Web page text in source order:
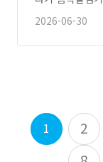
2026-06-30
1 2